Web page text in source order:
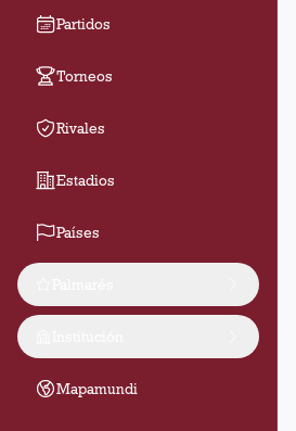
Partidos
Torneos
Rivales
Estadios
Países
Mapamundi